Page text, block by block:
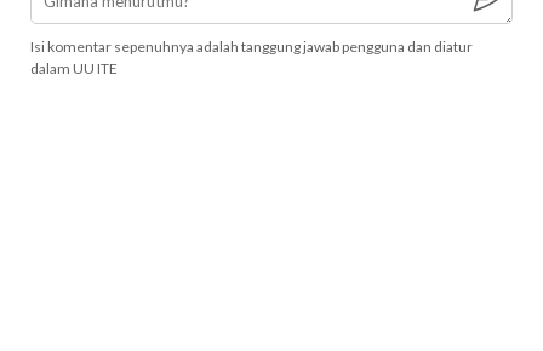
Isi komentar sepenuhnya adalah tanggung jawab pengguna dan diatur
dalam UU ITE